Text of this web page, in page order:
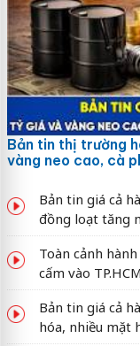
Bản tin thị trường
vàng neo cao, cà
Bản tin giá cả
đồng loạt tăng
Toàn cảnh
cấm vào TP.HCM
Bản tin giá cả
hóa, nhiều mặt